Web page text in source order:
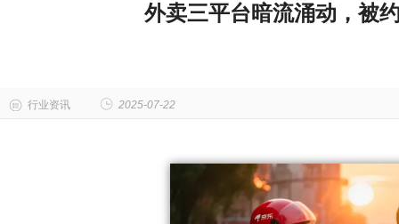
外卖三平台暗流涌动，被
行业资讯 2025-07-22